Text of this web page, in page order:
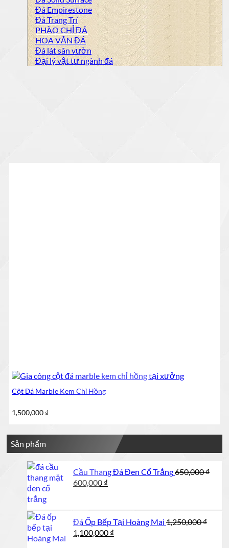
Đá Empirestone
Đá Trang Trí
PHÀO CHỈ ĐÁ
HOA VĂN ĐÁ
Đá lát sân vườn
Đại lý vật tư ngành đá
Cột Đá Marble Kem Chỉ Hồng
1,500,000 ₫
Sản phẩm
Cầu Thang Đá Đen Cổ Trắng650,000₫
Giá
600,000 ₫
600,000 ₫.
Đá Ốp Bếp Tại Hoàng Mai 1,250,000₫
Giá
1,100,000 ₫